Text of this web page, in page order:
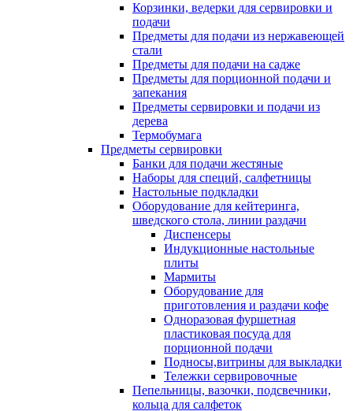
Корзинки, ведерки для сервировки и
подачи
Предметы для подачи из нержавеющей
стали
Предметы для подачи на садже
Предметы для порционной подачи и
запекания
Предметы сервировки и подачи из
дерева
Термобумага
Предметы сервировки
Банки для подачи жестяные
Наборы для специй, салфетницы
Настольные подкладки
Оборудование для кейтеринга,
шведского стола, линии раздачи
Диспенсеры
Индукционные настольные
плиты
Мармиты
Оборудование для
приготовления и раздачи кофе
Одноразовая фуршетная
пластиковая посуда для
порционной подачи
Подносы,витрины для выкладки
Тележки сервировочные
Пепельницы, вазочки, подсвечники,
кольца для салфеток